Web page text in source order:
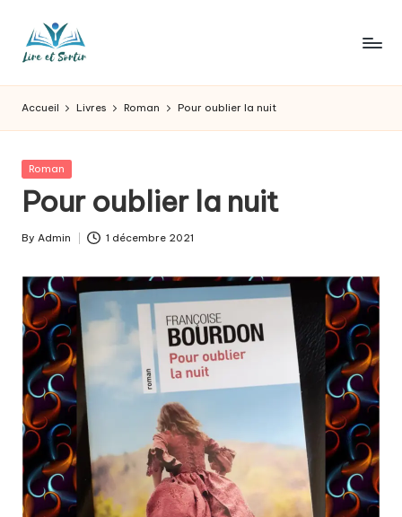
L
ir
e
e
t
s
r
t
ir
pour
les
goûts,
des
pour
les
jours.
Accueil Livres Roman Pour oublier la nuit
Posted
Roman
Pour oublier la nuit
Posted
By Admin 1 décembre 2021